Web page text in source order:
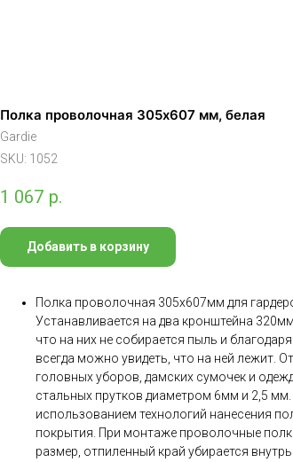
Полка проволочная 305х607 мм, белая
Gardie
SKU: 1052
1 067 р.
Добавить в корзину
Полка проволочная 305х607мм для
Устанавливается на два кронштейна
что на них не собирается пыль и
всегда можно увидеть, что на ней лежит.
головных уборов, дамских сумочек и
стальных прутков диаметром 6мм и 2,5
использованием технологий нанесения
покрытия. При монтаже проволочные
размер, отпиленный край убирается